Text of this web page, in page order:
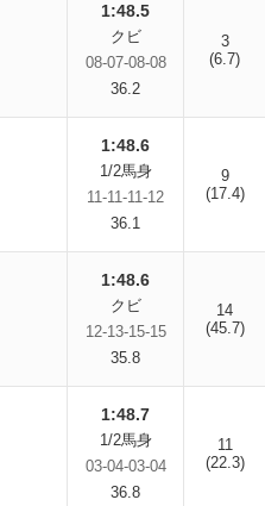
1:48.5
クビ
08-07-08-08
36.2
3
(6.7)
1:48.6
1/2馬身
11-11-11-12
36.1
9
(17.4)
1:48.6
クビ
12-13-15-15
35.8
14
(45.7)
1:48.7
1/2馬身
03-04-03-04
36.8
11
(22.3)